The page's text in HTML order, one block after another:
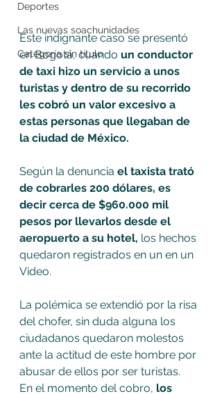
Deportes
Las nuevas soachunidades
Categoría sin título
Este indignante caso se presentó
en Bogotá, cuando un conductor
de taxi hizo un servicio a unos
turistas y dentro de su recorrido
les cobró un valor excesivo a
estas personas que llegaban de
la ciudad de México.
Según la denuncia el taxista trató
de cobrarles 200 dólares, es
decir cerca de $960.000 mil
pesos por llevarlos desde el
aeropuerto a su hotel, los hechos
quedaron registrados en un en un
Video.
La polémica se extendió por la risa
del chofer, sin duda alguna los
ciudadanos quedaron molestos
ante la actitud de este hombre por
abusar de ellos por ser turistas.
En el momento del cobro, los